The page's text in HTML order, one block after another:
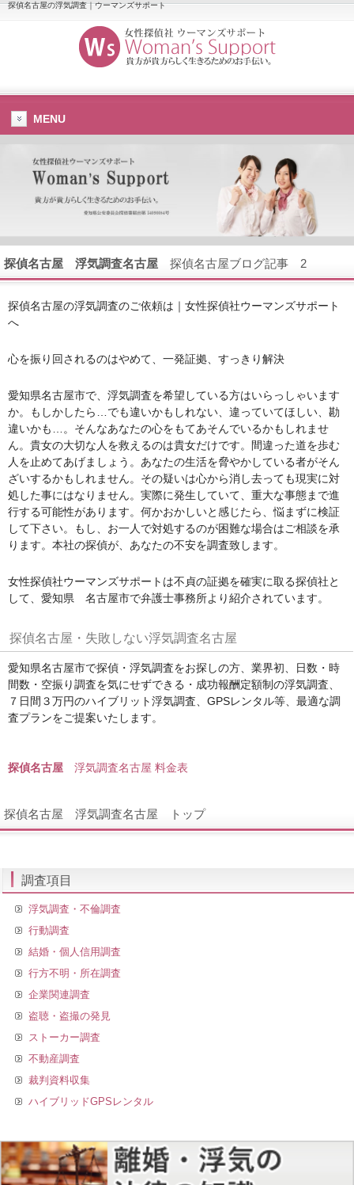
探偵名古屋の浮気調査｜ウーマンズサポート
MENU
探偵名古屋 浮気調査名古屋 探偵名古屋ブログ記事 2
探偵名古屋の浮気調査のご依頼は｜女性探偵社ウーマンズサポート
へ
心を振り回されるのはやめて、一発証拠、すっきり解決
愛知県名古屋市で、浮気調査を希望している方はいらっしゃいます
か。もしかしたら…でも違いかもしれない、違っていてほしい、勘
違いかも…。そんなあなたの心をもてあそんでいるかもしれませ
ん。貴女の大切な人を救えるのは貴女だけです。間違った道を歩む
人を止めてあげましょう。あなたの生活を脅やかしている者がそん
ざいするかもしれません。その疑いは心から消し去っても現実に対
処した事にはなりません。実際に発生していて、重大な事態まで進
行する可能性があります。何かおかしいと感じたら、悩まずに検証
して下さい。もし、お一人で対処するのが困難な場合はご相談を承
ります。本社の探偵が、あなたの不安を調査致します。
女性探偵社ウーマンズサポートは不貞の証拠を確実に取る探偵社と
して、愛知県 名古屋市で弁護士事務所より紹介されています。
探偵名古屋・失敗しない浮気調査名古屋
愛知県名古屋市で探偵・浮気調査をお探しの方、業界初、日数・時
間数・空振り調査を気にせずできる・成功報酬定額制の浮気調査、
７日間３万円のハイブリット浮気調査、GPSレンタル等、最適な調
査プランをご提案いたします。
探偵名古屋 浮気調査名古屋 料金表
探偵名古屋 浮気調査名古屋 トップ
調査項目
浮気調査・不倫調査
行動調査
結婚・個人信用調査
行方不明・所在調査
企業関連調査
盗聴・盗撮の発見
ストーカー調査
不動産調査
裁判資料収集
ハイブリッドGPSレンタル